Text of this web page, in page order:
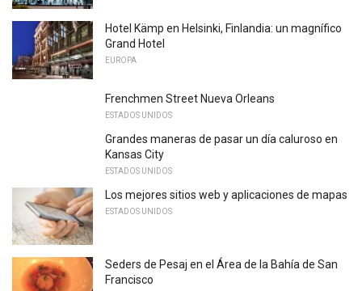
Hotel Kämp en Helsinki, Finlandia: un magnífico
Grand Hotel
EUROPA
Frenchmen Street Nueva Orleans
ESTADOS UNIDOS
Grandes maneras de pasar un día caluroso en
Kansas City
ESTADOS UNIDOS
Los mejores sitios web y aplicaciones de mapas
ESTADOS UNIDOS
Seders de Pesaj en el Área de la Bahía de San
Francisco